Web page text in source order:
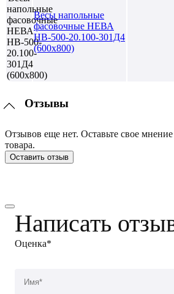
Весы напольные
фасовочные НЕВА
НВ-500-20.100-301Д4
(600х800)
Отзывы
Отзывов еще нет. Оставьте свое
товара.
Оставить отзыв
Написать
Оценка*